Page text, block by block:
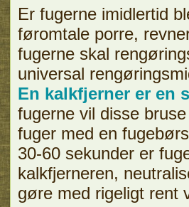
Er fugerne imidlertid
føromtale porre,
fugerne skal
universal
En kalkfjerner er en
fugerne vil disse
fuger med en
30-60 sekunder er
kalkfjerneren,
gøre med rigeligt rent